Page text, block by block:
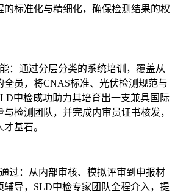
的标准化与精细化，确保检测结果的权
：通过分层分类的系统培训，覆盖从
全员，将CNAS标准、光伏检测规范与
中检成功助力其培育出一支兼具国际
检测团队，并完成内审员证书核发，
基石。
过：从内部审核、模拟评审到申报材
辅导，SLD中检专家团队全程介入，提